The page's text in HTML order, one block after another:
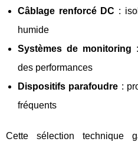
Câblage renforcé DC :
humide
Systèmes de monitoring
des performances
Dispositifs parafoudre :
fréquents
Cette sélection technique